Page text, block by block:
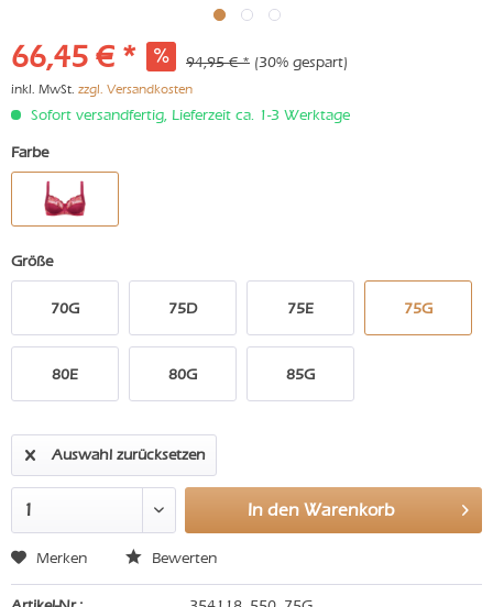
66,45 € * 94,95 € * (30% gespart)
inkl. MwSt. zzgl. Versandkosten
Sofort versandfertig, Lieferzeit ca. 1-3 Werktage
Farbe
Größe
70G 75D 75E 75G
80E 80G 85G
Auswahl zurücksetzen
In den Warenkorb
Merken Bewerten